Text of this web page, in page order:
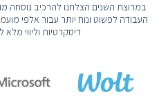
במרוצת השנים הצלחנו להרכיב נוסחה
העבודה לפשוט ונוח יותר עבור אלפי
דיסקרטיות וליווי